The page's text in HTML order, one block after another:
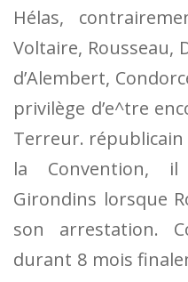
Hélas,
Voltaire, Rousseau,
d’Alembert,
privilège d’e^tre
Terreur. républicain
la Convention,
Girondins lorsque
son arrestation.
durant 8 mois